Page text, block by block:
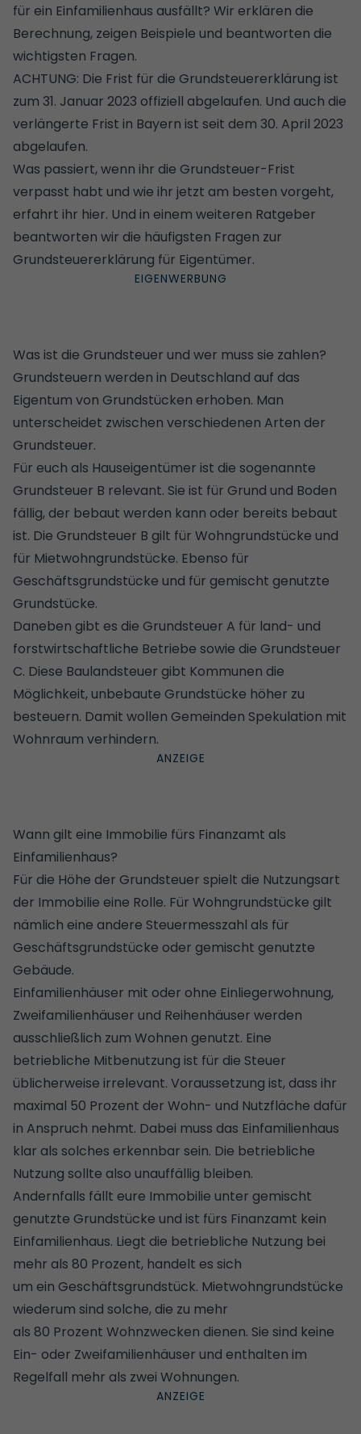
für ein Einfamilienhaus ausfällt? Wir erklären die
Berechnung, zeigen Beispiele und beantworten die
wichtigsten Fragen.
ACHTUNG: Die Frist für die Grundsteuererklärung ist
zum 31. Januar 2023 offiziell abgelaufen. Und auch die
verlängerte Frist in Bayern ist seit dem 30. April 2023
abgelaufen.
Was passiert, wenn ihr die Grundsteuer-Frist
verpasst habt und wie ihr jetzt am besten vorgeht,
erfahrt ihr hier. Und in einem weiteren Ratgeber
beantworten wir die häufigsten Fragen zur
Grundsteuererklärung für Eigentümer.
Was ist die Grundsteuer und wer muss sie zahlen?
Grundsteuern werden in Deutschland auf das
Eigentum von Grundstücken erhoben. Man
unterscheidet zwischen verschiedenen Arten der
Grundsteuer.
Für euch als Hauseigentümer ist die sogenannte
Grundsteuer B relevant. Sie ist für Grund und Boden
fällig, der bebaut werden kann oder bereits bebaut
ist. Die Grundsteuer B gilt für Wohngrundstücke und
für Mietwohngrundstücke. Ebenso für
Geschäftsgrundstücke und für gemischt genutzte
Grundstücke.
Daneben gibt es die Grundsteuer A für land- und
forstwirtschaftliche Betriebe sowie die Grundsteuer
C. Diese Baulandsteuer gibt Kommunen die
Möglichkeit, unbebaute Grundstücke höher zu
besteuern. Damit wollen Gemeinden Spekulation mit
Wohnraum verhindern.
Wann gilt eine Immobilie fürs Finanzamt als
Einfamilienhaus?
Für die Höhe der Grundsteuer spielt die Nutzungsart
der Immobilie eine Rolle. Für Wohngrundstücke gilt
nämlich eine andere Steuermesszahl als für
Geschäftsgrundstücke oder gemischt genutzte
Gebäude.
Einfamilienhäuser mit oder ohne Einliegerwohnung,
Zweifamilienhäuser und Reihenhäuser werden
ausschließlich zum Wohnen genutzt. Eine
betriebliche Mitbenutzung ist für die Steuer
üblicherweise irrelevant. Voraussetzung ist, dass ihr
maximal 50 Prozent der Wohn- und Nutzfläche dafür
in Anspruch nehmt. Dabei muss das Einfamilienhaus
klar als solches erkennbar sein. Die betriebliche
Nutzung sollte also unauffällig bleiben.
Andernfalls fällt eure Immobilie unter gemischt
genutzte Grundstücke und ist fürs Finanzamt kein
Einfamilienhaus. Liegt die betriebliche Nutzung bei
mehr als 80 Prozent, handelt es sich
um ein Geschäftsgrundstück. Mietwohngrundstücke
wiederum sind solche, die zu mehr
als 80 Prozent Wohnzwecken dienen. Sie sind keine
Ein- oder Zweifamilienhäuser und enthalten im
Regelfall mehr als zwei Wohnungen.